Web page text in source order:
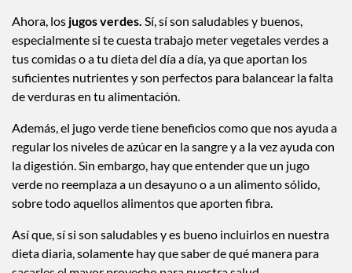
Ahora, los jugos verdes. Sí, sí son saludables y buenos,
especialmente si te cuesta trabajo meter vegetales verdes a
tus comidas o a tu dieta del día a día, ya que aportan los
suficientes nutrientes y son perfectos para balancear la falta
de verduras en tu alimentación.
Además, el jugo verde tiene beneficios como que nos ayuda a
regular los niveles de azúcar en la sangre y a la vez ayuda con
la digestión. Sin embargo, hay que entender que un jugo
verde no reemplaza a un desayuno o a un alimento sólido,
sobre todo aquellos alimentos que aporten fibra.
Así que, sí si son saludables y es bueno incluirlos en nuestra
dieta diaria, solamente hay que saber de qué manera para